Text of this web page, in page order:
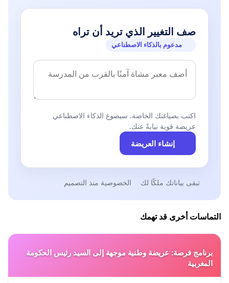
صف التغيير الذي تريد أن تراه
مدعوم بالذكاء الاصطناعي
اكتب بصياغتك الخاصة. سيصوغ الذكاء الاصطناعي
عريضة قوية نيابةً عنك.
إنشاء العريضة
تبقى بياناتك ملكًا لك الخصوصية منذ التصميم
التماسات أخرى قد تهمك
برنامج فرصة: عريضة وطنية موجهة إلى السيد رئيس الحكومة
المغربية